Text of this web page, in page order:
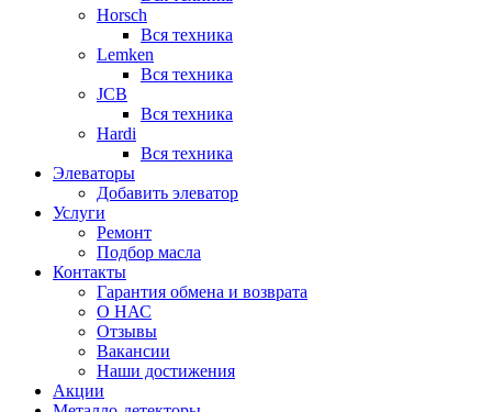
Horsch
Вся техника
Lemken
Вся техника
JCB
Вся техника
Hardi
Вся техника
Элеваторы
Добавить элеватор
Услуги
Ремонт
Подбор масла
Контакты
Гарантия обмена и возврата
О НАС
Отзывы
Вакансии
Наши достижения
Акции